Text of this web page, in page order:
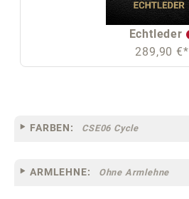
Echtleder
289,90 €*
FARBEN: CSE06 Cycle
ARMLEHNE: Ohne Armlehne